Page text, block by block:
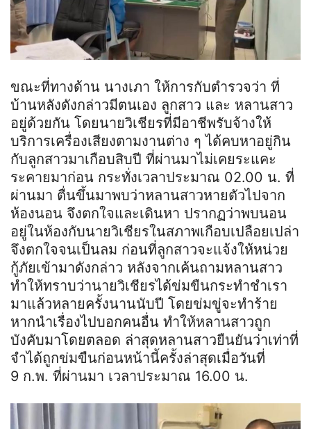
ขณะที่ทางด้าน นางเภา ให้การกับตำรวจว่า ที่
บ้านหลังดังกล่าวมีตนเอง ลูกสาว และ หลานสาว
อยู่ด้วยกัน โดยนายวิเชียรที่มีอาชีพรับจ้างให้
บริการเครื่องเสียงตามงานต่าง ๆ ได้คบหาอยู่กิน
กับลูกสาวมาเกือบสิบปี ที่ผ่านมาไม่เคยระแคะ
ระคายมาก่อน กระทั่งเวลาประมาณ 02.00 น. ที่
ผ่านมา ตื่นขึ้นมาพบว่าหลานสาวหายตัวไปจาก
ห้องนอน จึงตกใจและเดินหา ปรากฏว่าพบนอน
อยู่ในห้องกับนายวิเชียรในสภาพเกือบเปลือยเปล่า
จึงตกใจจนเป็นลม ก่อนที่ลูกสาวจะแจ้งให้หน่วย
กู้ภัยเข้ามาดังกล่าว หลังจากเค้นถามหลานสาว
ทำให้ทราบว่านายวิเชียรได้ข่มขืนกระทำชำเรา
มาแล้วหลายครั้งนานนับปี โดยข่มขู่จะทำร้าย
หากนำเรื่องไปบอกคนอื่น ทำให้หลานสาวถูก
บังคับมาโดยตลอด ล่าสุดหลานสาวยืนยันว่าเท่าที่
จำได้ถูกข่มขืนก่อนหน้านี้ครั้งล่าสุดเมื่อวันที่
9 ก.พ. ที่ผ่านมา เวลาประมาณ 16.00 น.